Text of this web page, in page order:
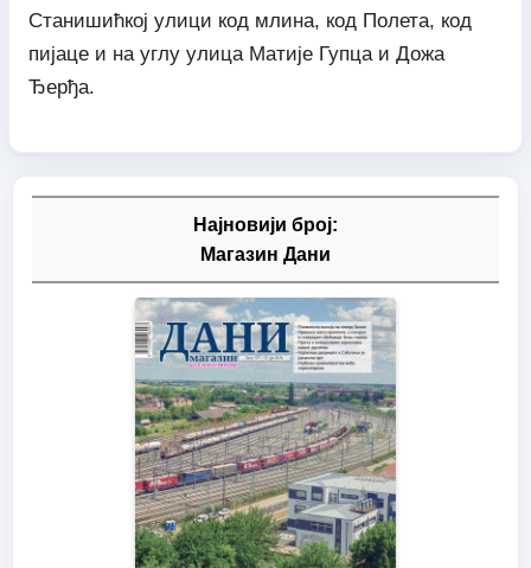
Станишићкој улици код млина, код Полета, код
пијаце и на углу улица Матије Гупца и Дожа
Ђерђа.
Најновији број:
Магазин Дани